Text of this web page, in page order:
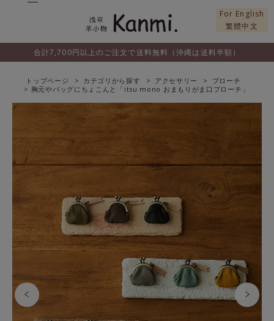
For English
繁體中文
合計7,700円以上のご注文で送料無料（沖縄は送料半額）
トップページ カテゴリから探す アクセサリー
ブローチ
胸元やバッグにちょこんと「itsu mono おまもりがま口ブローチ」